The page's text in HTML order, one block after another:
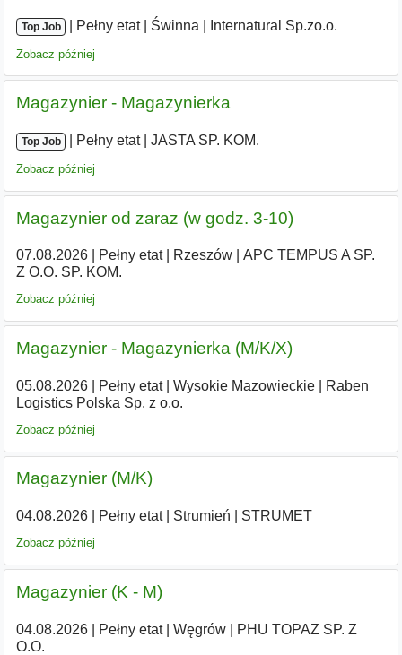
Top Job Pełny etat| Świnna Internatural Sp.zo.o.
Zobacz później
Magazynier - Magazynierka
Top Job Pełny etat| JASTA SP. KOM.
Zobacz później
Magazynier od zaraz (w godz. 3-10)
07.08.2026| Pełny etat| Rzeszów|
APC TEMPUS A SP.
Z O.O. SP. KOM.
Zobacz później
Magazynier - Magazynierka (M/K/X)
05.08.2026| Pełny etat| Wysokie Mazowieckie|
Raben
Logistics Polska Sp. z o.o.
Zobacz później
Magazynier (M/K)
04.08.2026| Pełny etat| Strumień STRUMET
Zobacz później
Magazynier (K - M)
04.08.2026| Pełny etat| Węgrów|
PHU TOPAZ SP. Z
O.O.